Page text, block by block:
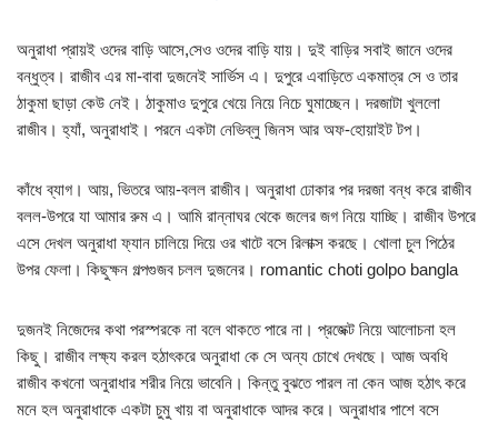
অনুরাধা প্রায়ই ওদের বাড়ি আসে,সেও ওদের বাড়ি যায়। দুই বাড়ির সবাই জানে ওদের
বন্ধুত্ব। রাজীব এর মা-বাবা দুজনেই সার্ভিস এ। দুপুরে এবাড়িতে একমাত্র সে ও তার
ঠাকুমা ছাড়া কেউ নেই। ঠাকুমাও দুপুরে খেয়ে নিয়ে নিচে ঘুমাচ্ছেন। দরজাটা খুললো
রাজীব। হ্যাঁ, অনুরাধাই। পরনে একটা নেভিব্লু জিনস আর অফ-হোয়াইট টপ।
কাঁধে ব্যাগ। আয়, ভিতরে আয়-বলল রাজীব। অনুরাধা ঢোকার পর দরজা বন্ধ করে রাজীব
বলল-উপরে যা আমার রুম এ। আমি রান্নাঘর থেকে জলের জগ নিয়ে যাচ্ছি। রাজীব উপরে
এসে দেখল অনুরাধা ফ্যান চালিয়ে দিয়ে ওর খাটে বসে রিলাক্স করছে। খোলা চুল পিঠের
উপর ফেলা। কিছুক্ষন গল্পগুজব চলল দুজনের। romantic choti golpo bangla
দুজনই নিজেদের কথা পরস্পরকে না বলে থাকতে পারে না। প্রজেক্ট নিয়ে আলোচনা হল
কিছু। রাজীব লক্ষ্য করল হঠাৎকরে অনুরাধা কে সে অন্য চোখে দেখছে। আজ অবধি
রাজীব কখনো অনুরাধার শরীর নিয়ে ভাবেনি। কিন্তু বুঝতে পারল না কেন আজ হঠাৎ করে
মনে হল অনুরাধাকে একটা চুমু খায় বা অনুরাধাকে আদর করে। অনুরাধার পাশে বসে